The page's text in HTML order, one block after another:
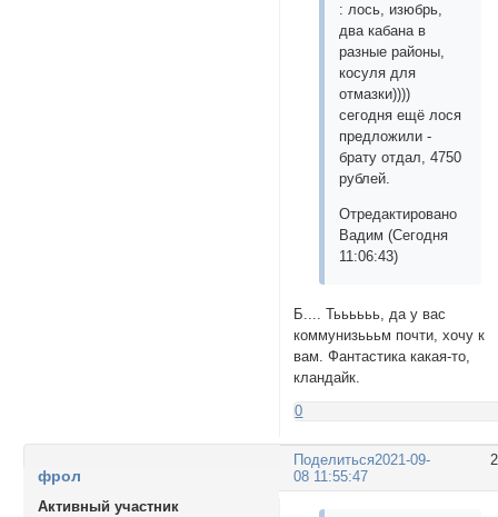
: лось, изюбрь,
два кабана в
разные районы,
косуля для
отмазки))))
сегодня ещё лося
предложили -
брату отдал, 4750
рублей.
Отредактировано
Вадим (Сегодня
11:06:43)
Б.... Тьььььь, да у вас
коммунизьььм почти, хочу к
вам. Фантастика какая-то,
кландайк.
0
Поделиться2021-09-
08 11:55:47
фрол
Активный участник